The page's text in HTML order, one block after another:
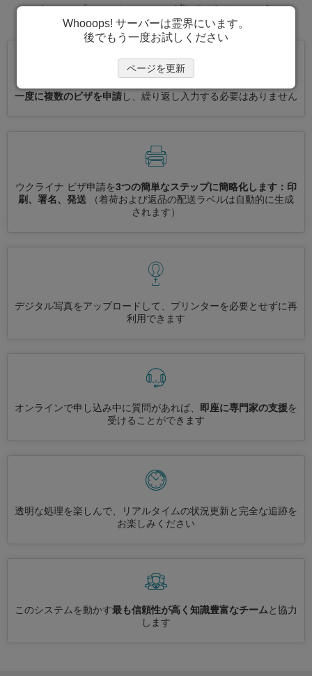
スをスピーディーに進めましょう。
一度に複数のビザを申請し、繰り返し入力する必要はありません
ウクライナ ビザ申請を3つの簡単なステップに簡略化します：印
刷、署名、発送
（着荷および返品の配送ラベルは自動的に生成
されます）
デジタル写真をアップロードして、プリンターを必要とせずに再
利用できます
オンラインで申し込み中に質問があれば、 即座に専門家の支援を
受けることができます
透明な処理を楽しんで、リアルタイムの状況更新と完全な追跡を
お楽しみください
このシステムを動かす最も信頼性が高く知識豊富なチームと協力
します
Whooops! サーバーは霊界にいます。
後でもう一度お試しください
ページを更新